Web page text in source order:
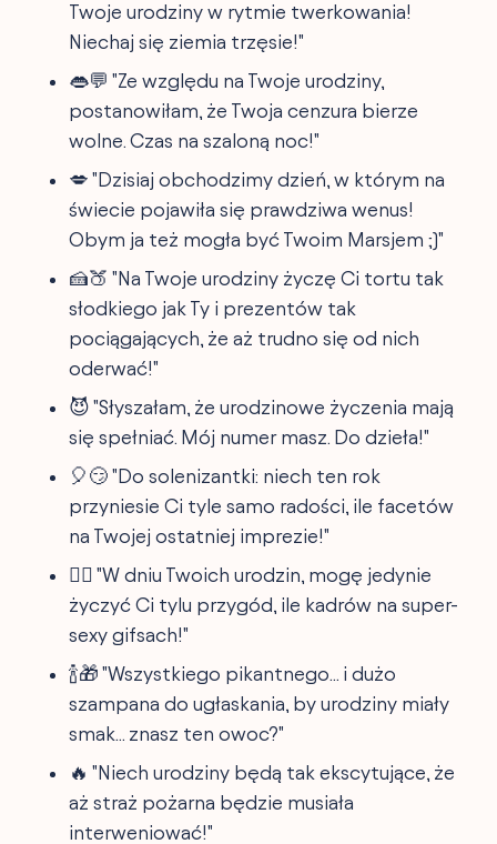
Twoje urodziny w rytmie twerkowania!
Niechaj się ziemia trzęsie!"
👄💬 "Ze względu na Twoje urodziny,
postanowiłam, że Twoja cenzura bierze
wolne. Czas na szaloną noc!"
💋 "Dzisiaj obchodzimy dzień, w którym na
świecie pojawiła się prawdziwa wenus!
Obym ja też mogła być Twoim Marsjem ;)"
🍰🍑 "Na Twoje urodziny życzę Ci tortu tak
słodkiego jak Ty i prezentów tak
pociągających, że aż trudno się od nich
oderwać!"
😈 "Słyszałam, że urodzinowe życzenia mają
się spełniać. Mój numer masz. Do dzieła!"
🎈😏 "Do solenizantki: niech ten rok
przyniesie Ci tyle samo radości, ile facetów
na Twojej ostatniej imprezie!"
👯‍♀️ "W dniu Twoich urodzin, mogę jedynie
życzyć Ci tylu przygód, ile kadrów na super-
sexy gifsach!"
🍾🎁 "Wszystkiego pikantnego... i dużo
szampana do ugłaskania, by urodziny miały
smak... znasz ten owoc?"
🔥 "Niech urodziny będą tak ekscytujące, że
aż straż pożarna będzie musiała
interweniować!"